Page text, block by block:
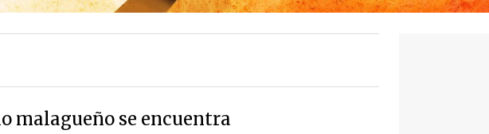
malagueño se encuentra